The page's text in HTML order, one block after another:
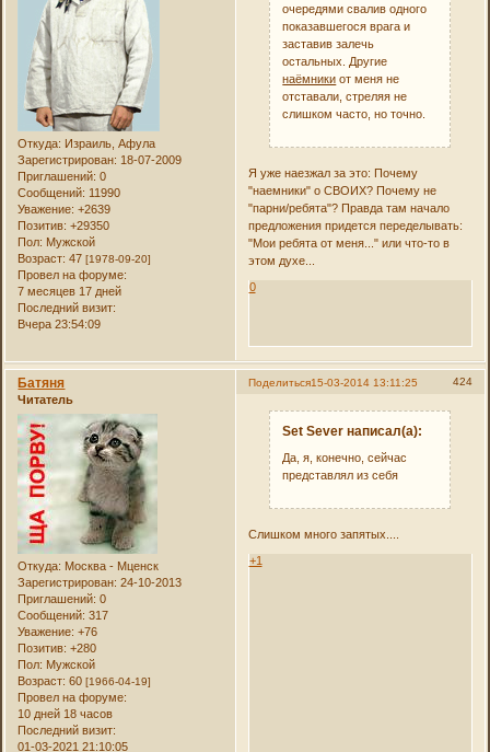
Откуда: Израиль, Афула
Зарегистрирован: 18-07-2009
Приглашений: 0
Сообщений: 11990
Уважение: +2639
Позитив: +29350
Пол: Мужской
Возраст: 47[1978-09-20]
Провел на форуме:
7 месяцев 17 дней
Последний визит:
Вчера 23:54:09
очередями свалив одного
показавшегося врага и
заставив залечь
остальных. Другие
наёмники от меня не
отставали, стреляя не
слишком часто, но точно.
Я уже наезжал за это: Почему
"наемники" о СВОИХ? Почему не
"парни/ребята"? Правда там начало
предложения придется переделывать:
"Мои ребята от меня..." или что-то в
этом духе...
0
Поделиться 424
15-03-2014 13:11:25
Батяня
Читатель
Откуда: Москва - Мценск
Зарегистрирован: 24-10-2013
Приглашений: 0
Сообщений: 317
Уважение: +76
Позитив: +280
Пол: Мужской
Возраст: 60[1966-04-19]
Провел на форуме:
10 дней 18 часов
Последний визит:
01-03-2021 21:10:05
Set Sever написал(а):
Да, я, конечно, сейчас
представлял из себя
Слишком много запятых....
+1